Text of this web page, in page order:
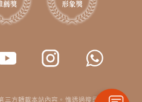
三方轉載本站內容。惟透過搜尋